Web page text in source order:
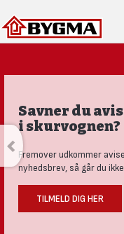
Savner du
i skurvognen?
Fremover udkommer
nyhedsbrev, så går du
TILMELD DIG HER